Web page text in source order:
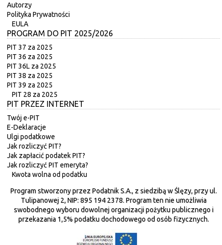
Autorzy
Polityka Prywatności
EULA
PROGRAM DO PIT 2025/2026
PIT 37 za 2025
PIT 36 za 2025
PIT 36L za 2025
PIT 38 za 2025
PIT 39 za 2025
PIT 28 za 2025
PIT PRZEZ INTERNET
Twój e-PIT
E-Deklaracje
Ulgi podatkowe
Jak rozliczyć PIT?
Jak zapłacić podatek PIT?
Jak rozliczyć PIT emeryta?
Kwota wolna od podatku
Program stworzony przez Podatnik S.A., z siedzibą w Ślęzy, przy ul.
Tulipanowej 2, NIP: 895 194 2378. Program ten nie umożliwia
swobodnego wyboru dowolnej organizacji pożytku publicznego i
przekazania 1,5% podatku dochodowego od osób fizycznych.